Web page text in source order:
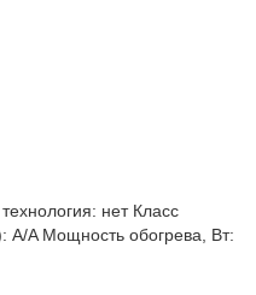
нетКласс
A/AМощность обогрева, Вт: